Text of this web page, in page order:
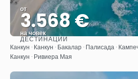
от
3.568 €
на човек
Вижте
ДЕСТИНАЦИИ
Канкун · Канкун · Бакалар · Палисада ·
Канкун · Ривиера Мая